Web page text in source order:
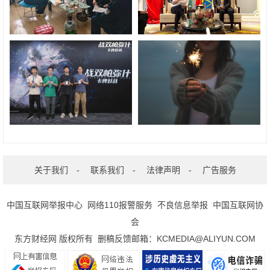
关于我们 - 联系我们 - 法律声明 - 广告服务
中国互联网举报中心 网络110报警服务 不良信息举报
中国互联网协
会
东方财经网 版权所有 删稿反馈邮箱：KCMEDIA@ALIYUN.COM